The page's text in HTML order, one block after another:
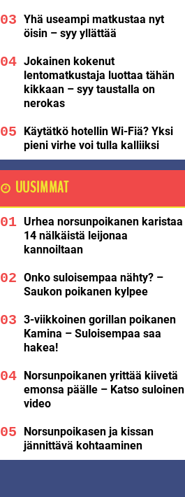
Yhä useampi matkustaa nyt
öisin – syy yllättää
Jokainen kokenut
lentomatkustaja luottaa tähän
kikkaan – syy taustalla on
nerokas
Käytätkö hotellin Wi-Fiä? Yksi
pieni virhe voi tulla kalliiksi
UUSIMMAT
Urhea norsunpoikanen karistaa
14 nälkäistä leijonaa
kannoiltaan
Onko suloisempaa nähty? –
Saukon poikanen kylpee
3-viikkoinen gorillan poikanen
Kamina – Suloisempaa saa
hakea!
Norsunpoikanen yrittää kiivetä
emonsa päälle – Katso suloinen
video
Norsunpoikasen ja kissan
jännittävä kohtaaminen